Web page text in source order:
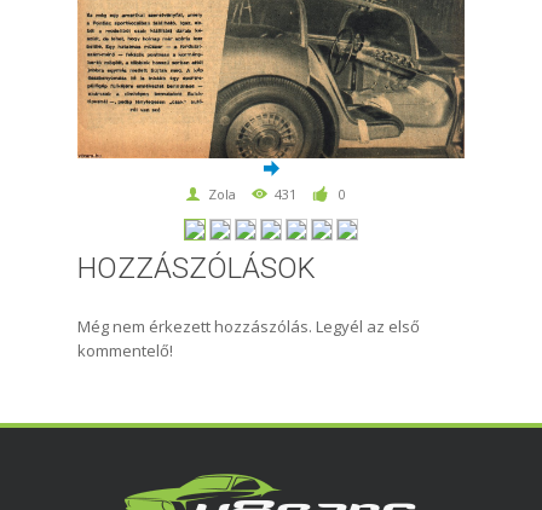
Zola 431 0
HOZZÁSZÓLÁSOK
Még nem érkezett hozzászólás. Legyél az első
kommentelő!